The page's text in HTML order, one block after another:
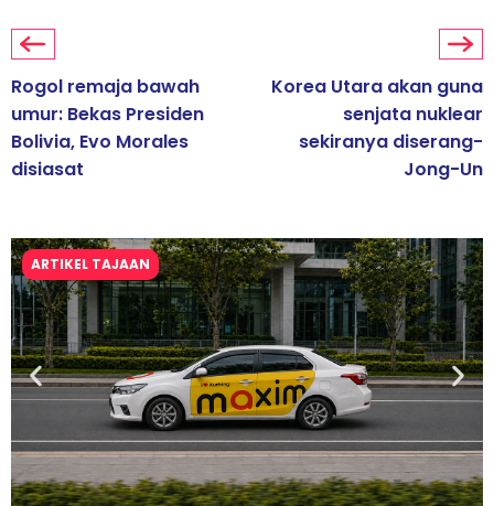
Rogol remaja bawah
umur: Bekas Presiden
Bolivia, Evo Morales
disiasat
Korea Utara akan guna
senjata nuklear
sekiranya diserang-
Jong-Un
ARTIKEL TAJAAN